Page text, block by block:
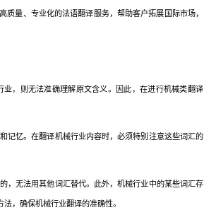
量、专业化的法语翻译服务，帮助客户拓展国际市场，
，则无法准确理解原文含义。因此，在进行机械类翻译
忆。在翻译机械行业内容时，必须特别注意这些词汇的
无法用其他词汇替代。此外，机械行业中的某些词汇存
，确保机械行业翻译的准确性。